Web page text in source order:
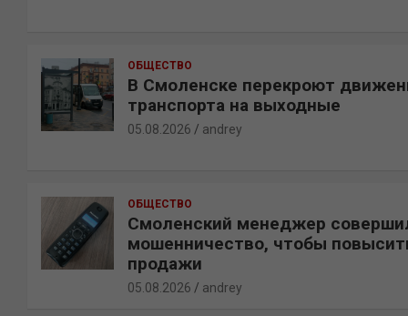
ОБЩЕСТВО
В Смоленске перекроют
транспорта на выходные
05.08.2026 andrey
ОБЩЕСТВО
Смоленский менеджер
мошенничество, чтобы
продажи
05.08.2026 andrey